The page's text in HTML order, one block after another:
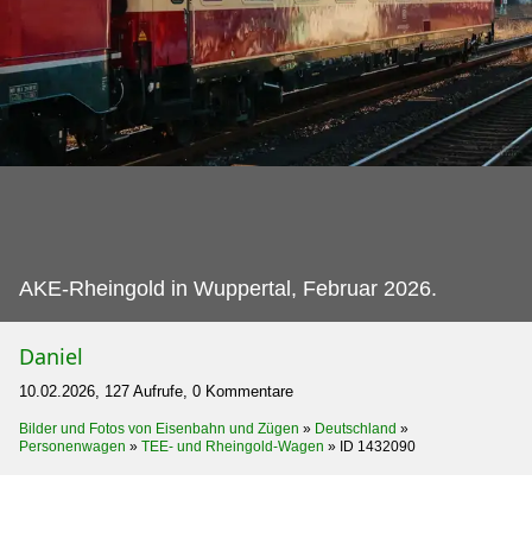
AKE-Rheingold in Wuppertal, Februar 2026.
Daniel
10.02.2026, 127 Aufrufe, 0 Kommentare
Bilder und Fotos von Eisenbahn und Zügen » Deutschland »
Personenwagen » TEE- und Rheingold-Wagen » ID 1432090